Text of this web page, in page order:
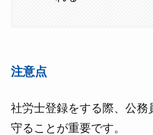
注意点
社労士登録をする際、公務
守ることが重要です。